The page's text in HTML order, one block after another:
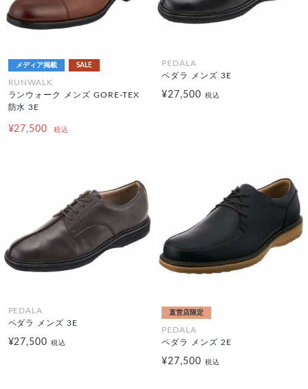
メディア掲載 SALE
RUNWALK
ランウォーク メンズ GORE-TEX
防水 3E
¥27,500 税込
PEDALA
ペダラ メンズ 3E
¥27,500 税込
PEDALA
ペダラ メンズ 3E
¥27,500税込
直営店限定
PEDALA
ペダラ メンズ 2E
¥27,500 税込